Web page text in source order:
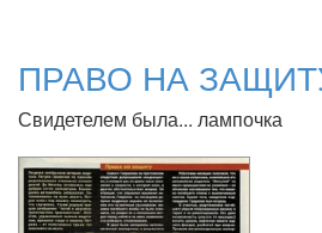
ПРАВО НА
Свидетелем была... лампочка